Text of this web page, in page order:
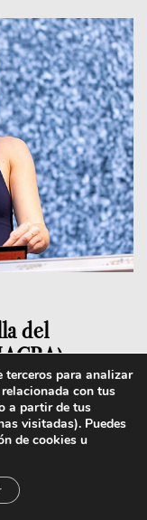
del
del paisaje y
Con una
composición
ofrece un
humana con
terceros para analizar
con tus
a partir de tus
visitadas). Puedes
de cookies u